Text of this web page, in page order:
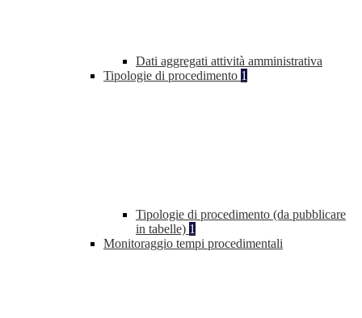
Dati aggregati attività amministrativa
Tipologie di procedimento 1
Tipologie di procedimento (da pubblicare
in tabelle) 1
Monitoraggio tempi procedimentali